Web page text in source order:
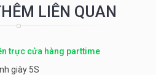
LIÊN QUAN
trực cửa hàng parttime
giày 5S